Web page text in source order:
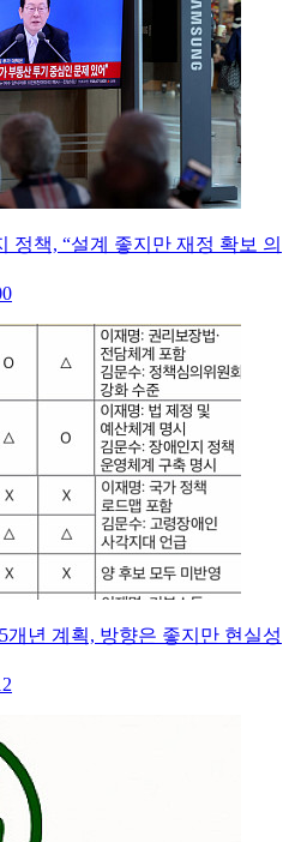
정책, “설계 좋지만 재정 확보 의
개년 계획, 방향은 좋지만 현실성